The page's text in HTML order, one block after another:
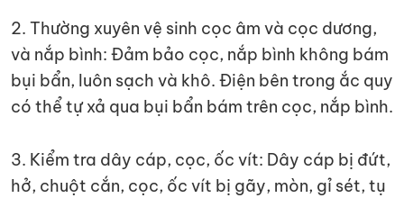
2. Thường xuyên vệ sinh cọc âm và cọc dương,
và nắp bình: Đảm bảo cọc, nắp bình không bám
bụi bẩn, luôn sạch và khô. Điện bên trong ắc quy
có thể tự xả qua bụi bẩn bám trên cọc, nắp bình.
3. Kiểm tra dây cáp, cọc, ốc vít: Dây cáp bị đứt,
hở, chuột cắn, cọc, ốc vít bị gãy, mòn, gỉ sét, tụ